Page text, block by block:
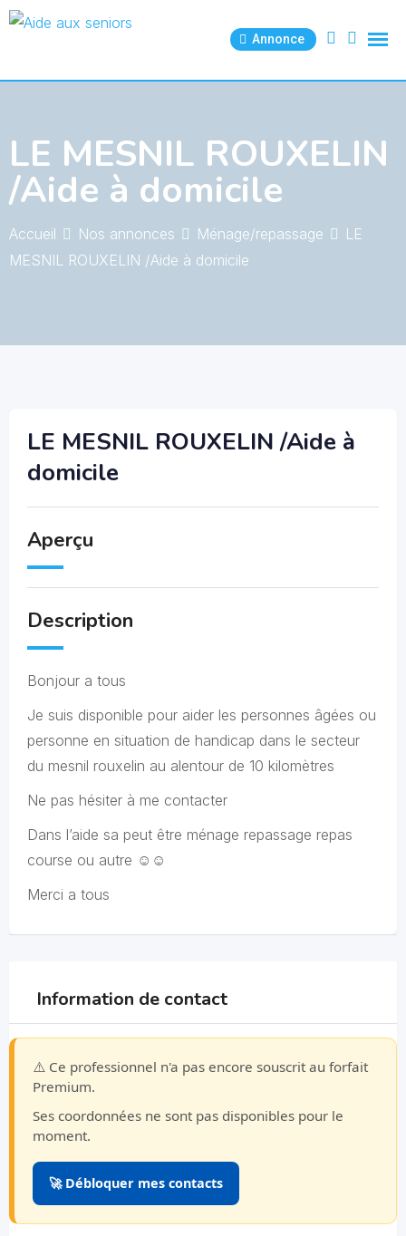
Skip
Annonce
LE MESNIL ROUXELIN
/Aide à domicile
Accueil Nos annonces Ménage/repassage
LE
MESNIL ROUXELIN /Aide à domicile
LE MESNIL ROUXELIN /Aide à
domicile
Aperçu
Description
Bonjour a tous
Je suis disponible pour aider les personnes âgées ou
personne en situation de handicap dans le secteur
du mesnil rouxelin au alentour de 10 kilomètres
Ne pas hésiter à me contacter
Dans l’aide sa peut être ménage repassage repas
course ou autre ☺️☺️
Merci a tous
Information de contact
⚠️ Ce professionnel n'a pas encore souscrit au forfait
Premium.
Ses coordonnées ne sont pas disponibles pour le
moment.
🚀 Débloquer mes contacts